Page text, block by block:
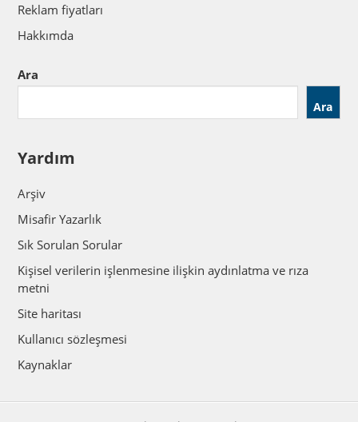
Reklam fiyatları
Hakkımda
Ara
Ara
Yardım
Arşiv
Misafir Yazarlık
Sık Sorulan Sorular
Kişisel verilerin işlenmesine ilişkin aydınlatma ve rıza
metni
Site haritası
Kullanıcı sözleşmesi
Kaynaklar